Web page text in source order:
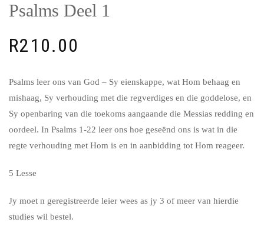
Psalms Deel 1
R210.00
Psalms leer ons van God – Sy eienskappe, wat Hom behaag en
mishaag, Sy verhouding met die regverdiges en die goddelose, en
Sy openbaring van die toekoms aangaande die Messias redding en
oordeel. In Psalms 1-22 leer ons hoe geseënd ons is wat in die
regte verhouding met Hom is en in aanbidding tot Hom reageer.
5 Lesse
Jy moet n geregistreerde leier wees as jy 3 of meer van hierdie
studies wil bestel.